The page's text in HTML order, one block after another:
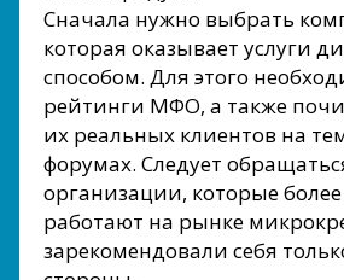
Сначала нужно выбрать
которая оказывает услуги
способом. Для этого
рейтинги МФО, а также
их реальных клиентов на
форумах. Следует
организации, которые более
работают на рынке
зарекомендовали себя